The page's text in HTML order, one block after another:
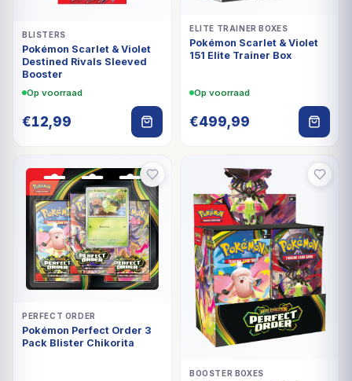
BLISTERS
Pokémon Scarlet & Violet
Destined Rivals Sleeved
Booster
Op voorraad
€12,99
ELITE TRAINER BOXES
Pokémon Scarlet & Violet
151 Elite Trainer Box
Op voorraad
€499,99
PERFECT ORDER
Pokémon Perfect Order 3
Pack Blister Chikorita
BOOSTER BOXES